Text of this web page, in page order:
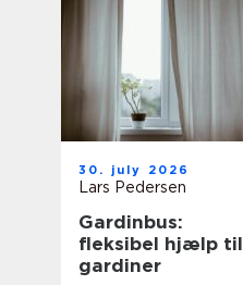
30. july 2026
Lars Pedersen
Gardinbus:
fleksibel hjælp til
gardiner